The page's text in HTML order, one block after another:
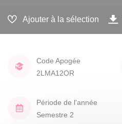
Ajouter à la sélection
Code Apogée
2LMA12OR
Période de l'année
Semestre 2